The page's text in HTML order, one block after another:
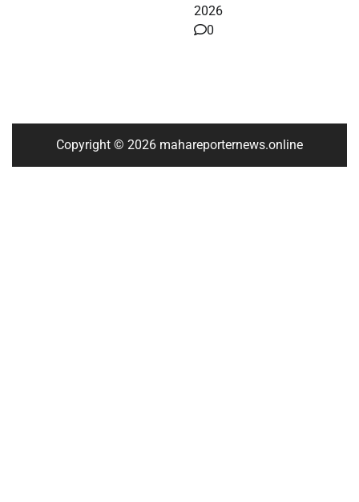
2026
0
Copyright © 2026 mahareporternews.online